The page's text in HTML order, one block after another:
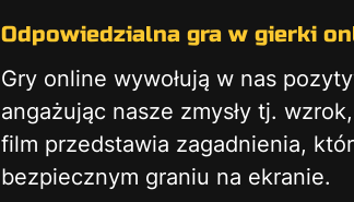
Odpowiedzialna gra w gierki
Gry online wywołują w nas
angażując nasze zmysły tj.
film przedstawia zagadnienia,
bezpiecznym graniu na ekranie.